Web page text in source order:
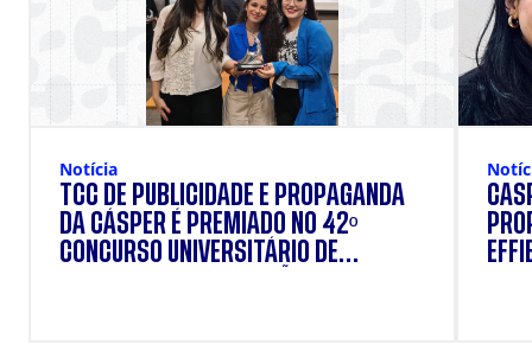
Notícia
TCC DE PUBLICIDADE E PROPAGANDA
DA CÁSPER É PREMIADO NO 42º
CONCURSO UNIVERSITÁRIO DE